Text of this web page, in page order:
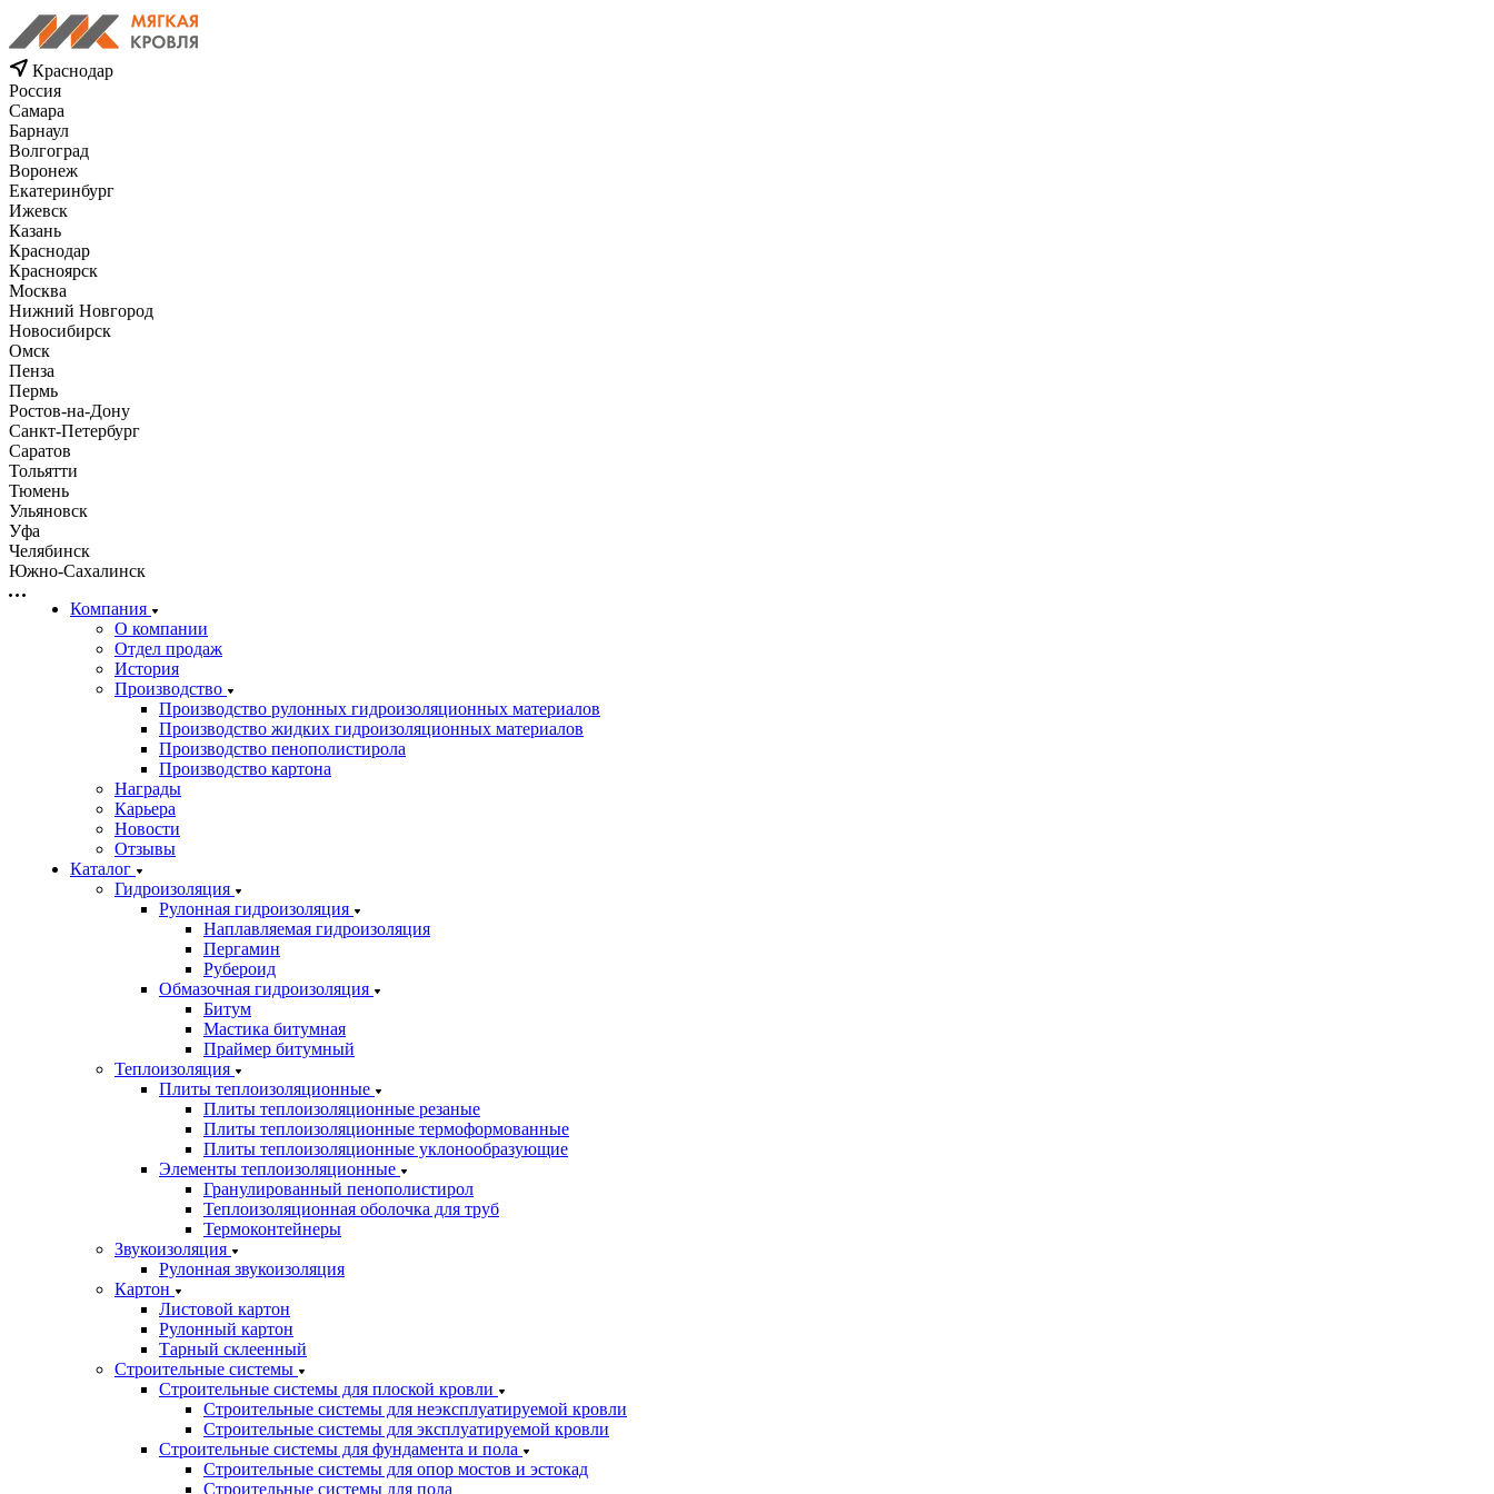
Краснодар
Россия
Самара
Барнаул
Волгоград
Воронеж
Екатеринбург
Ижевск
Казань
Краснодар
Красноярск
Москва
Нижний Новгород
Новосибирск
Омск
Пенза
Пермь
Ростов-на-Дону
Санкт-Петербург
Саратов
Тольятти
Тюмень
Ульяновск
Уфа
Челябинск
Южно-Сахалинск
Компания
О компании
Отдел продаж
История
Производство
Производство рулонных гидроизоляционных материалов
Производство жидких гидроизоляционных материалов
Производство пенополистирола
Производство картона
Награды
Карьера
Новости
Отзывы
Каталог
Гидроизоляция
Рулонная гидроизоляция
Наплавляемая гидроизоляция
Пергамин
Рубероид
Обмазочная гидроизоляция
Битум
Мастика битумная
Праймер битумный
Теплоизоляция
Плиты теплоизоляционные
Плиты теплоизоляционные резаные
Плиты теплоизоляционные термоформованные
Плиты теплоизоляционные уклонообразующие
Элементы теплоизоляционные
Гранулированный пенополистирол
Теплоизоляционная оболочка для труб
Термоконтейнеры
Звукоизоляция
Рулонная звукоизоляция
Картон
Листовой картон
Рулонный картон
Тарный склеенный
Строительные системы
Строительные системы для плоской кровли
Строительные системы для неэксплуатируемой кровли
Строительные системы для эксплуатируемой кровли
Строительные системы для фундамента и пола
Строительные системы для опор мостов и эстокад
Строительные системы для пола